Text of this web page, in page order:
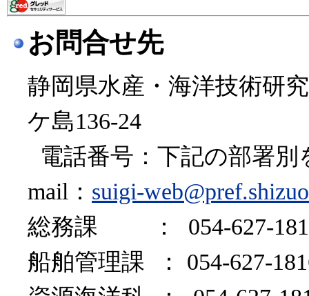
お問合せ先
静岡県水産・海洋技術研
ケ島136-24
電話番号：下記の部署
mail： suigi-
総務課 ： 054-627-
船舶管理課 ： 054-627-